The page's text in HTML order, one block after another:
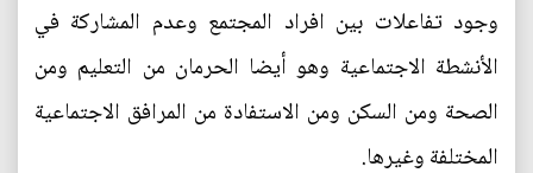
وجود تفاعلات بين افراد المجتمع وعدم المشاركة في
الأنشطة الاجتماعية وهو أيضا الحرمان من التعليم ومن
الصحة ومن السكن ومن الاستفادة من المرافق الاجتماعية
المختلفة وغيرها.